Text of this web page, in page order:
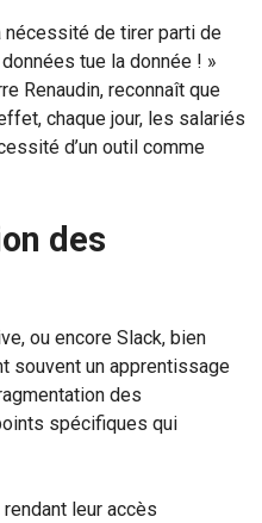
de tirer parti de
tue la donnée ! »
Renaudin, reconnaît que
chaque jour, les salariés
d’un outil comme
des
ou encore Slack, bien
souvent un apprentissage
des
spécifiques qui
leur accès